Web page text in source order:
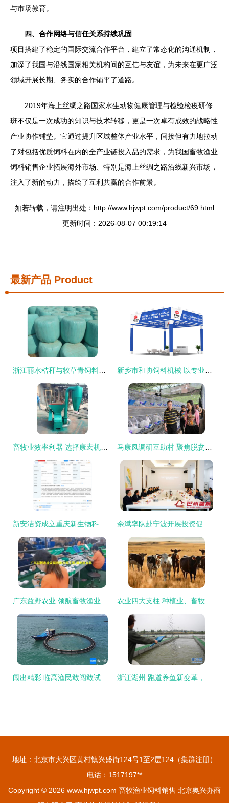
与市场教育。
四、合作网络与信任关系持续巩固
项目搭建了稳定的国际交流合作平台，建立了常态化的沟通机制，
加深了我国与沿线国家相关机构间的互信与友谊，为未来在更广泛
领域开展长期、务实的合作铺平了道路。
2019年海上丝绸之路国家水生动物健康管理与检验检疫研修
班不仅是一次成功的知识与技术转移，更是一次卓有成效的战略性
产业协作铺垫。它通过提升区域整体产业水平，间接但有力地拉动
了对包括优质饲料在内的全产业链投入品的需求，为我国畜牧渔业
饲料销售企业拓展海外市场、特别是海上丝绸之路沿线新兴市场，
注入了新的动力，描绘了互利共赢的合作前景。
如若转载，请注明出处：http://www.hjwpt.com/product/69.html
更新时间：2026-08-07 00:19:14
最新产品 Product
地址：北京市大兴区黄村镇兴盛街124号1至2层124（集群注册）
电话：1517197**
Copyright © 2026 www.hjwpt.com 畜牧渔业饲料销售 北京奥兴办商